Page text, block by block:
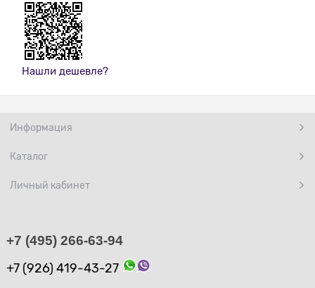
Нашли дешевле?
Информация
Каталог
Личный кабинет
+7 (495) 266-63-94
+7 (926) 419-43-27